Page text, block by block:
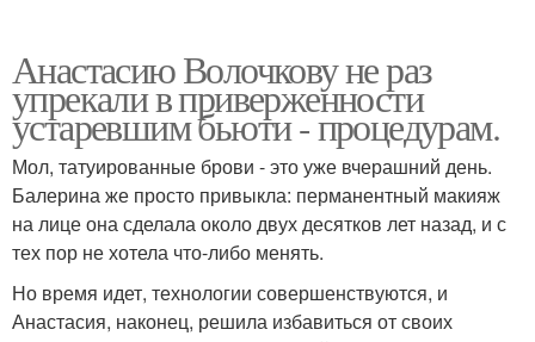
Анастасию Волочкову не раз
упрекали в приверженности
устаревшим бьюти - процедурам.
Мол, татуированные брови - это уже вчерашний день.
Балерина же просто привыкла: перманентный макияж
на лице она сделала около двух десятков лет назад, и с
тех пор не хотела что-либо менять.
Но время идет, технологии совершенствуются, и
Анастасия, наконец, решила избавиться от своих